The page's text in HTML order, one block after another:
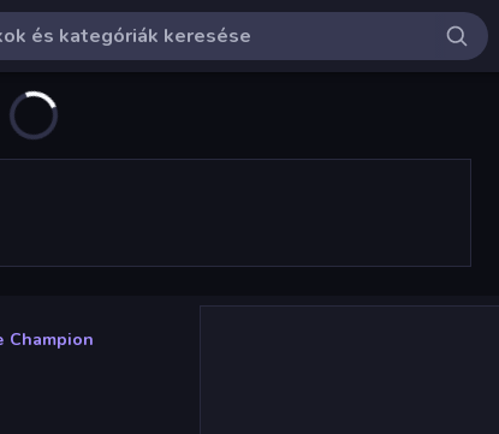
Champion